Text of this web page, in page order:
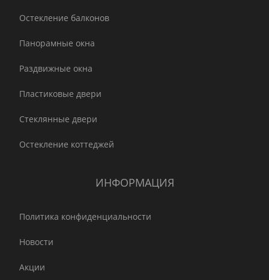
Остекление балконов
Панорамные окна
Раздвижные окна
Пластиковые двери
Стеклянные двери
Остекление коттеджей
ИНФОРМАЦИЯ
Политика конфиденциальности
Новости
Акции